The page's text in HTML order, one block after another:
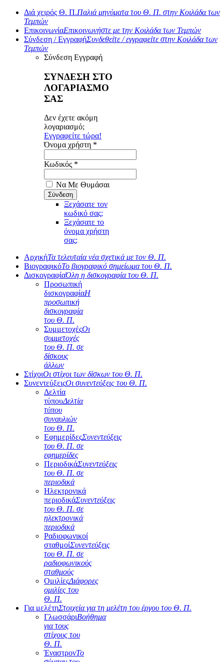
Διά χειρός Θ. Π.Παλιά μηνύματα του Θ. Π. στην Κοιλάδα των
Τεμπών
ΕπικοινωνίαΕπικοινωνήστε με την Κοιλάδα των Τεμπών
Σύνδεση / ΕγγραφήΣυνδεθείτε / εγγραφείτε στην Κοιλάδα των
Τεμπών
Σύνδεση Εγγραφή
ΣΥΝΔΕΣΗ ΣΤΟ
ΛΟΓΑΡΙΑΣΜΟ
ΣΑΣ
Δεν έχετε ακόμη
λογαριασμό;
Εγγραφείτε τώρα!
Όνομα χρήστη *
Κωδικός *
Να Με Θυμάσαι
Ξεχάσατε τον
κωδικό σας;
Ξεχάσατε το
όνομα χρήστη
σας;
ΑρχικήΤα τελευταία νέα σχετικά με τον Θ. Π.
ΒιογραφικόΤο βιογραφικό σημείωμα του Θ. Π.
ΔισκογραφίαΌλη η δισκογραφία του Θ. Π.
Προσωπική
δισκογραφίαΗ
προσωπική
δισκογραφία
του Θ. Π.
ΣυμμετοχέςΟι
συμμετοχές
του Θ. Π. σε
δίσκους
άλλων
ΣτίχοιΟι στίχοι των δίσκων του Θ. Π.
ΣυνεντεύξειςΟι συνεντεύξεις του Θ. Π.
Δελτία
τύπουΔελτία
τύπου
συναυλιών
του Θ. Π.
ΕφημερίδεςΣυνεντεύξεις
του Θ. Π. σε
εφημερίδες
ΠεριοδικάΣυνεντεύξεις
του Θ. Π. σε
περιοδικά
Ηλεκτρονικά
περιοδικάΣυνεντεύξεις
του Θ. Π. σε
ηλεκτρονικά
περιοδικά
Ραδιοφωνικοί
σταθμοίΣυνεντεύξεις
του Θ. Π. σε
ραδιοφωνικούς
σταθμούς
ΟμιλίεςΔιάφορες
ομιλίες του
Θ. Π.
Για μελέτηΣτοιχεία για τη μελέτη του έργου του Θ. Π.
ΓλωσσάριΒοήθημα
για τους
στίχους του
Θ. Π.
ΈναστρονΤο